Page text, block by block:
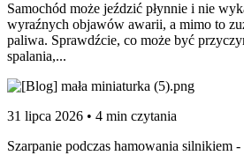
Samochód może jeździć płynnie i nie
wyraźnych objawów awarii, a mimo to
paliwa. Sprawdźcie, co może być
spalania,...
31 lipca 2026 • 4 min czytania
Szarpanie podczas hamowania silnikiem -